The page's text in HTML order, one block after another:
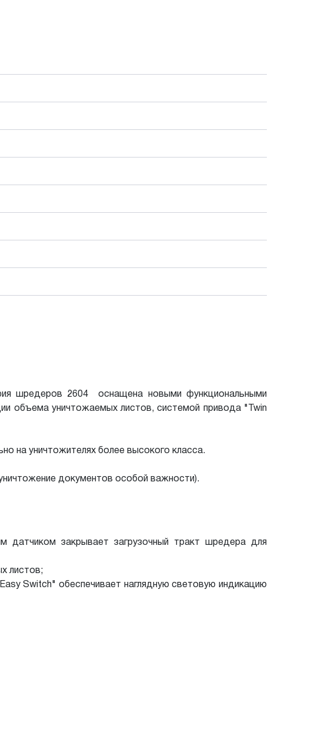
шредеров 2604 оснащена новыми функциональными
объема уничтожаемых листов, системой привода "Twin
на уничтожителях более высокого класса.
документов особой важности).
закрывает загрузочный тракт шредера для
листов;
Switch" обеспечивает наглядную световую индикацию